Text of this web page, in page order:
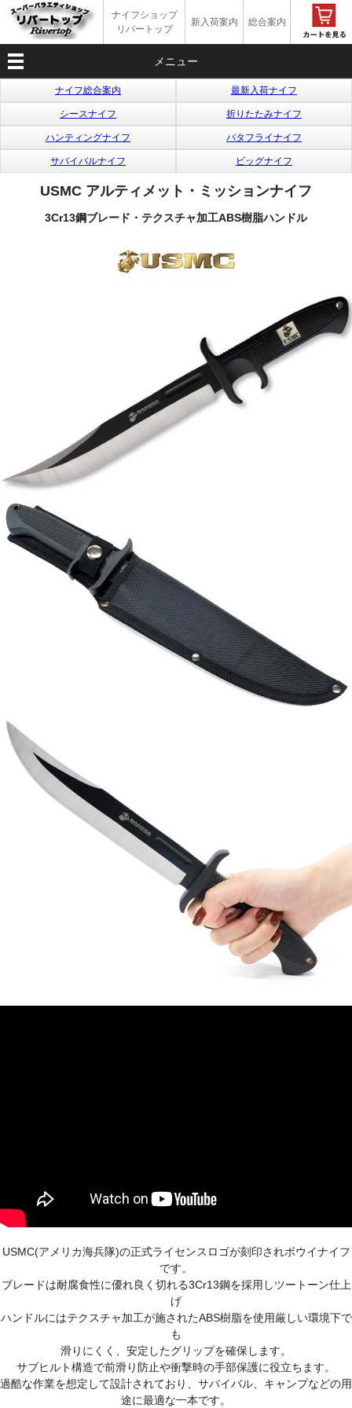
ナイフショップ
リバートップ
新入荷案内 総合案内
メニュー
ナイフ総合案内 最新入荷ナイフ
シースナイフ 折りたたみナイフ
ハンティングナイフ バタフライナイフ
サバイバルナイフ ビッグナイフ
USMC アルティメット・ミッションナイフ
3Cr13鋼ブレード・テクスチャ加工ABS樹脂ハンドル
USMC(アメリカ海兵隊)の正式ライセンスロゴが刻印されボウイナイフ
です。
ブレードは耐腐食性に優れ良く切れる3Cr13鋼を採用しツートーン仕上
げ
ハンドルにはテクスチャ加工が施されたABS樹脂を使用厳しい環境下で
も
滑りにくく、安定したグリップを確保します。
サブヒルト構造で前滑り防止や衝撃時の手部保護に役立ちます。
過酷な作業を想定して設計されており、サバイバル、キャンプなどの用
途に最適な一本です。